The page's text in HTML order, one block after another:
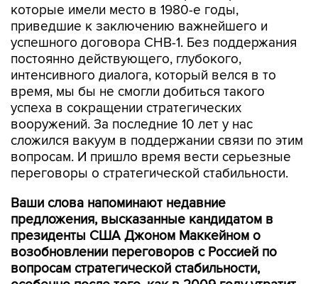
которые имели место в 1980-е годы,
приведшие к заключению важнейшего и
успешного договора СНВ-1. Без поддержания
постоянно действующего, глубокого,
интенсивного диалога, который велся в то
время, мы бы не смогли добиться такого
успеха в сокращении стратегических
вооружений. За последние 10 лет у нас
сложился вакуум в поддержании связи по этим
вопросам. И пришло время вести серьезные
переговоры о стратегической стабильности.
Ваши слова напоминают недавние
предложения, высказанные кандидатом в
президенты США Джоном Маккейном о
возобновлении переговоров с Россией по
вопросам стратегической стабильности,